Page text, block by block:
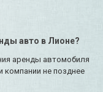
авто в Лионе?
аренды автомобиля
компании не позднее